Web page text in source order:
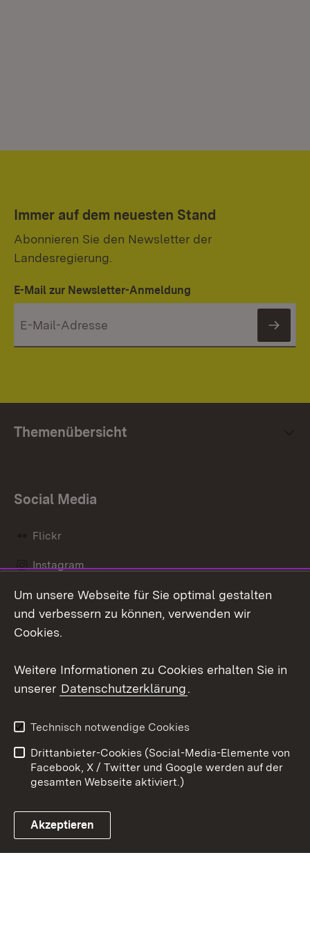
Immer auf dem neuesten Stand
Abonnieren Sie den Newsletter der
Landesregierung.
E-Mail zur Newsletter-Anmeldung
Themenübersicht
Social Media
Flickr
Instagram
Social Wall
Link zum Landesportal
Barrierefreiheit
Benutzungshinweise
Impressum
Cookies
Um unsere Webseite für Sie optimal gestalten
und verbessern zu können, verwenden wir
Cookies.
Weitere Informationen zu Cookies erhalten Sie in
unserer Datenschutzerklärung.
Technisch notwendige Cookies
Drittanbieter-Cookies (Social-Media-Elemente von
Facebook, X / Twitter und Google werden auf der
gesamten Webseite aktiviert.)
Akzeptieren